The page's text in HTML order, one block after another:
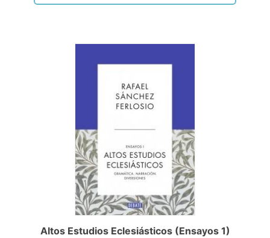
Altos Estudios Eclesiásticos (Ensayos 1)